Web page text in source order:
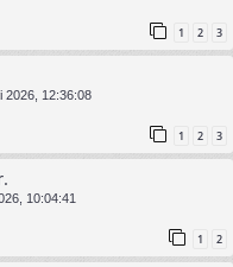
1 2 3
2026, 12:36:08
1 2 3
10:04:41
1 2